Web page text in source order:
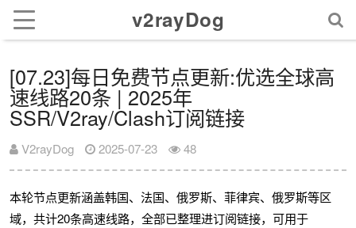
v2rayDog
[07.23]每日免费节点更新:优选全球高
速线路20条 | 2025年
SSR/V2ray/Clash订阅链接
V2rayDog 2025-07-23 48
本轮节点更新涵盖韩国、法国、俄罗斯、菲律宾、俄罗斯等区
域，共计20条高速线路，全部已整理进订阅链接，可用于